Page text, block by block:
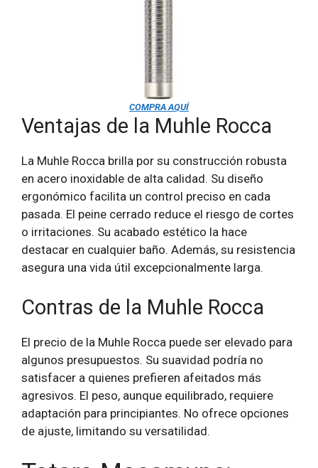
COMPRA AQUÍ
Ventajas de la Muhle Rocca
La Muhle Rocca brilla por su construcción robusta
en acero inoxidable de alta calidad. Su diseño
ergonómico facilita un control preciso en cada
pasada. El peine cerrado reduce el riesgo de cortes
o irritaciones. Su acabado estético la hace
destacar en cualquier baño. Además, su resistencia
asegura una vida útil excepcionalmente larga.
Contras de la Muhle Rocca
El precio de la Muhle Rocca puede ser elevado para
algunos presupuestos. Su suavidad podría no
satisfacer a quienes prefieren afeitados más
agresivos. El peso, aunque equilibrado, requiere
adaptación para principiantes. No ofrece opciones
de ajuste, limitando su versatilidad.